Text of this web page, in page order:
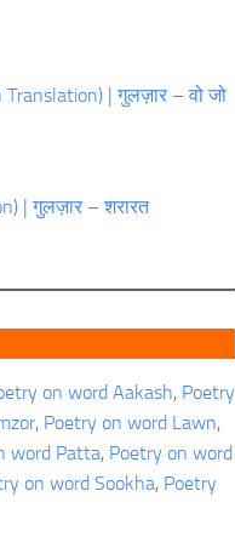
| गुलज़ार – वो जो
| गुलज़ार – शरारत
on word Aakash, Poetry
, Poetry on word Lawn
word Patta, Poetry on word
on word Sookha, Poetry